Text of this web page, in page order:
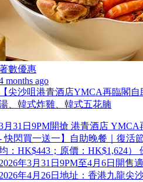
數優惠
months ago
尖沙咀港青酒店YMCA再臨閣自
、韓式炸雞、韓式五花腩
月31日9PM開搶 港青酒店
快閃買一送一】自助晚餐｜復活
：HK$443；原價：HK$1,624）
年3月31日9PM至4月6日開售
年4月26日地址：香港九龍尖